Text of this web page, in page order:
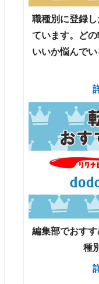
職種別に登録
ています。ど
いいか悩んで
編集部でおす
種